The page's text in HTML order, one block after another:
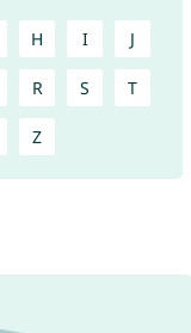
H I J
R S T
Z